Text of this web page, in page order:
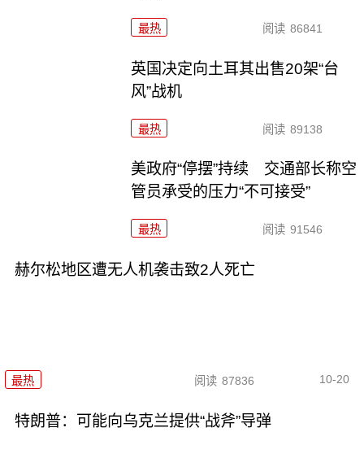
最热 阅读 86841
英国决定向土耳其出售20架“台
风”战机
最热 阅读 89138
美政府“停摆”持续 交通部长称空
管员承受的压力“不可接受”
最热 阅读 91546
赫尔松地区遭无人机袭击致2人死亡
最热 阅读 87836 10-20
特朗普：可能向乌克兰提供“战斧”导弹